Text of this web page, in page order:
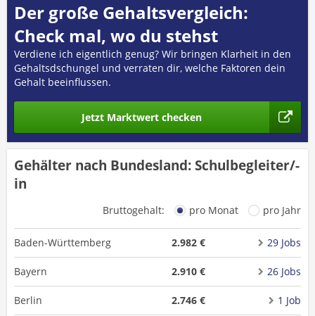
Der große Gehaltsvergleich:
Check mal, wo du stehst
Verdiene ich eigentlich genug? Wir bringen Klarheit in den
Gehaltsdschungel und verraten dir, welche Faktoren dein
Gehalt beeinflussen.
Jetzt Marktwert checken
Gehälter nach Bundesland: Schulbegleiter/-
in
Bruttogehalt: pro Monat pro Jahr
Baden-Württemberg 2.982 € 29 Jobs
Bayern 2.910 € 26 Jobs
Berlin 2.746 € 1 Job